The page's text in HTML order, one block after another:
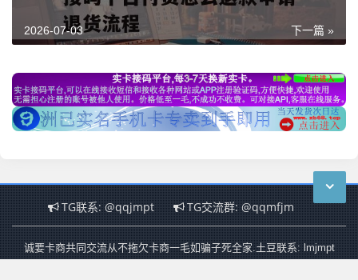
下一篇 »
2026-07-03
TG联系: @qqjmpt TG交流群: @qqmfjm
诚要卡商共同交流从不拖欠卡商一毛如骗子死全家.土豆联系: lmjmpt